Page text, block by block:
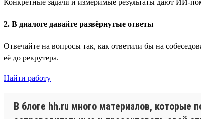
Конкретные задачи и измеримые результаты дают ИИ-
2. В диалоге давайте развёрнутые ответы
Отвечайте на вопросы так, как ответили бы на
её до рекрутера.
Найти работу
В блоге hh.ru много материалов, которые